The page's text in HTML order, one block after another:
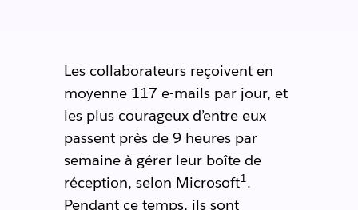
Les collaborateurs reçoivent en
moyenne 117 e-mails par jour, et
les plus courageux d’entre eux
passent près de 9 heures par
semaine à gérer leur boîte de
réception, selon Microsoft1.
Pendant ce temps, ils sont